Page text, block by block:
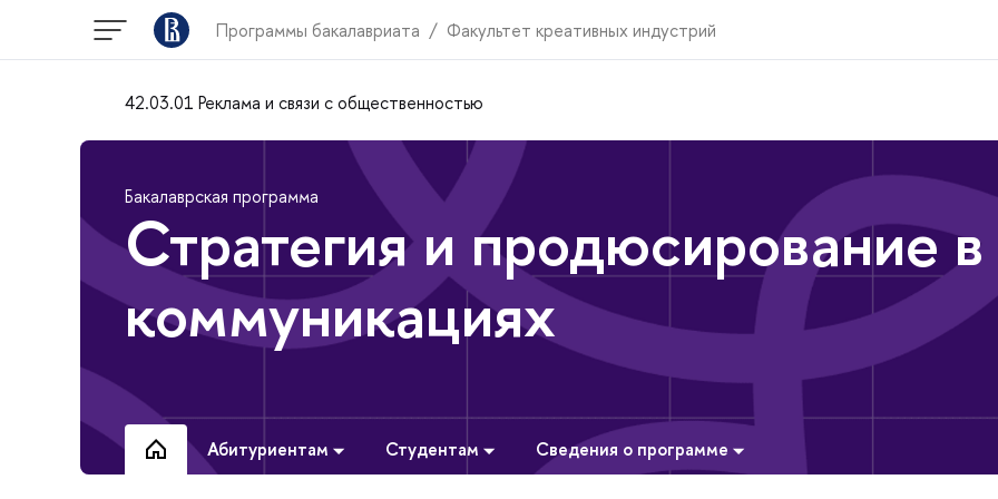
Программы бакалавриата Факультет креативных индустрий
42.03.01 Реклама и связи с общественностью
Бакалаврская программа
Стратегия и продюсирование в
коммуникациях
Абитуриентам Студентам Сведения о программе